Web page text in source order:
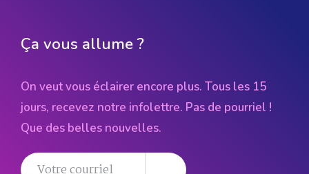
Ça vous allume ?
On veut vous éclairer encore plus. Tous les 15
jours, recevez notre infolettre. Pas de pourriel !
Que des belles nouvelles.